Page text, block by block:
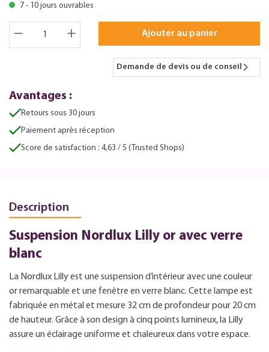
7 - 10 jours ouvrables
Ajouter au panier
Demande de devis ou de conseil
Avantages :
Retours sous 30 jours
Paiement après réception
Score de satisfaction : 4,63 / 5 (Trusted Shops)
Description
Suspension Nordlux Lilly or avec verre
blanc
La Nordlux Lilly est une suspension d’intérieur avec une couleur
or remarquable et une fenêtre en verre blanc. Cette lampe est
fabriquée en métal et mesure 32 cm de profondeur pour 20 cm
de hauteur. Grâce à son design à cinq points lumineux, la Lilly
assure un éclairage uniforme et chaleureux dans votre espace.